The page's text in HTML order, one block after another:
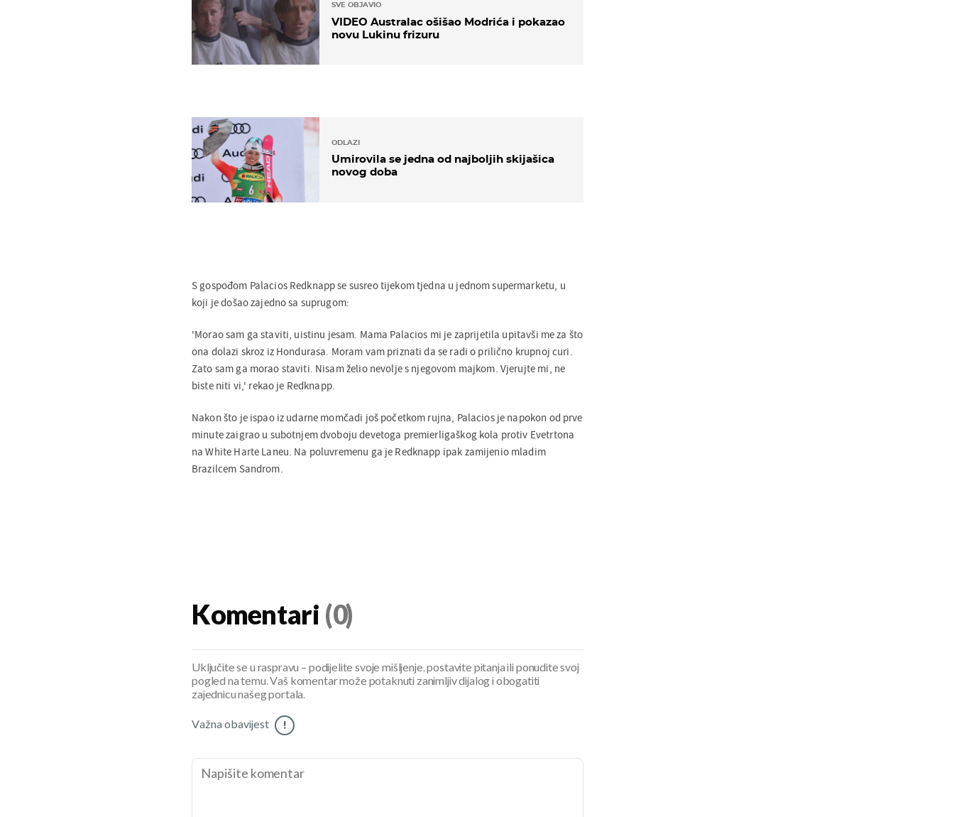
SVE OBJAVIO
VIDEO Australac ošišao Modrića i pokazao
novu Lukinu frizuru
ODLAZI
Umirovila se jedna od najboljih skijašica
novog doba
S gospođom Palacios Redknapp se susreo tijekom tjedna u jednom supermarketu, u
koji je došao zajedno sa suprugom:
'Morao sam ga staviti, uistinu jesam. Mama Palacios mi je zaprijetila upitavši me za što
ona dolazi skroz iz Hondurasa. Moram vam priznati da se radi o prilično krupnoj curi.
Zato sam ga morao staviti. Nisam želio nevolje s njegovom majkom. Vjerujte mi, ne
biste niti vi,' rekao je Redknapp.
Nakon što je ispao iz udarne momčadi još početkom rujna, Palacios je napokon od prve
minute zaigrao u subotnjem dvoboju devetoga premierligaškog kola protiv Evetrtona
na White Harte Laneu. Na poluvremenu ga je Redknapp ipak zamijenio mladim
Brazilcem Sandrom.
Komentari (0)
Uključite se u raspravu – podijelite svoje mišljenje, postavite pitanja ili ponudite svoj
pogled na temu. Vaš komentar može potaknuti zanimljiv dijalog i obogatiti
zajednicu našeg portala.
Važna obavijest !